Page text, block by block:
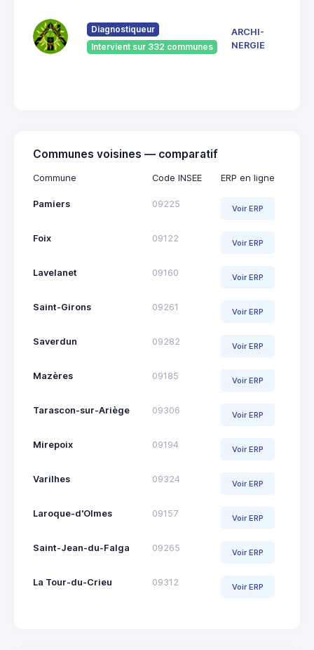
Diagnostiqueur
Intervient sur 332 communes
ARCHI-
NERGIE
Communes voisines — comparatif
Commune Code INSEE ERP en ligne
Pamiers 09225 Voir ERP
Foix 09122 Voir ERP
Lavelanet 09160 Voir ERP
Saint-Girons 09261 Voir ERP
Saverdun 09282 Voir ERP
Mazères 09185 Voir ERP
Tarascon-sur-Ariège 09306 Voir ERP
Mirepoix 09194 Voir ERP
Varilhes 09324 Voir ERP
Laroque-d'Olmes 09157 Voir ERP
Saint-Jean-du-Falga 09265 Voir ERP
La Tour-du-Crieu 09312 Voir ERP